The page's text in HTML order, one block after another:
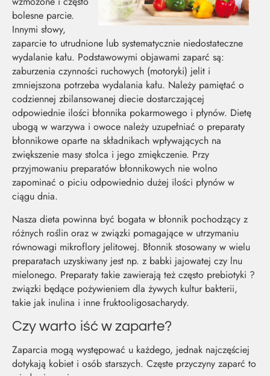
bolesne parcie.
Innymi słowy,
zaparcie to utrudnione lub systematycznie niedostateczne
wydalanie kału. Podstawowymi objawami zaparć są:
zaburzenia czynności ruchowych (motoryki) jelit i
zmniejszona potrzeba wydalania kału. Należy pamiętać o
codziennej zbilansowanej diecie dostarczającej
odpowiednie ilości błonnika pokarmowego i płynów. Dietę
ubogą w warzywa i owoce należy uzupełniać o preparaty
błonnikowe oparte na składnikach wpływających na
zwiększenie masy stolca i jego zmiękczenie. Przy
przyjmowaniu preparatów błonnikowych nie wolno
zapominać o piciu odpowiednio dużej ilości płynów w
ciągu dnia.
Nasza dieta powinna być bogata w błonnik pochodzący z
różnych roślin oraz w związki pomagające w utrzymaniu
równowagi mikroflory jelitowej. Błonnik stosowany w wielu
preparatach uzyskiwany jest np. z babki jajowatej czy lnu
mielonego. Preparaty takie zawierają też często prebiotyki ?
związki będące pożywieniem dla żywych kultur bakterii,
takie jak inulina i inne fruktooligosacharydy.
Czy warto iść w zaparte?
Zaparcia mogą występować u każdego, jednak najczęściej
dotykają kobiet i osób starszych. Częste przyczyny zaparć to